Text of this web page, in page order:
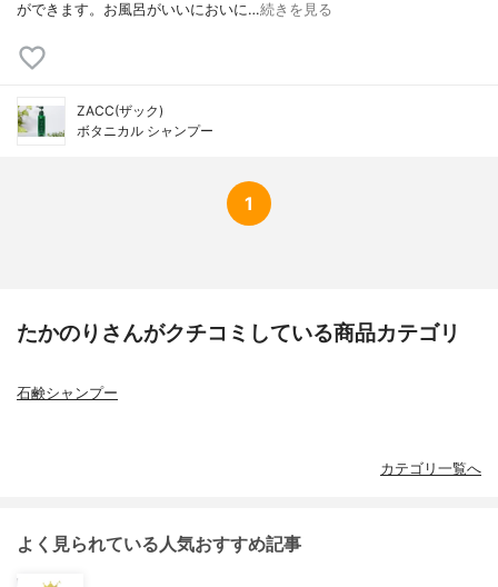
ができます。お風呂がいいにおいに…続きを見る
ZACC(ザック)
ボタニカル シャンプー
1
たかのりさんがクチコミしている商品カテゴリ
石鹸シャンプー
カテゴリ一覧へ
よく見られている人気おすすめ記事